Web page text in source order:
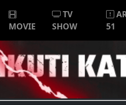
MOVIE
TV
SHOW
51